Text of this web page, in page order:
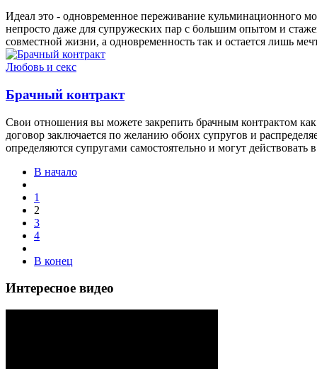
Идеал это - одновременное пережи­вание кульминационного
непросто даже для супружеских пар с большим опытом и
совместной жизни, а од­новременность так и оста­ется лишь
Любовь и секс
Брачный контракт
Свои отношения вы можете закрепить брачным контрактом
договор заключается по желанию обоих супругов и
определяются супругами самостоятельно и могут действовать
В начало
1
2
3
4
В конец
Интересное видео